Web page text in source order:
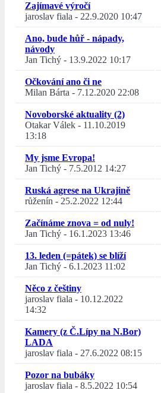
Zajímavé výročí
jaroslav fiala - 22.9.2020 10:47
Ano, bude hůř - nápady,
návody
Jan Tichý - 13.9.2022 10:17
Očkování ano či ne
Milan Bárta - 7.12.2020 22:08
Novoborské aktuality (2)
Otakar Válek - 11.10.2019
13:18
My jsme Evropa!
Jan Tichý - 7.5.2012 14:27
Ruská agrese na Ukrajině
růženín - 25.2.2022 12:44
Začínáme znova = od nuly!
Jan Tichý - 16.1.2023 13:46
13. leden (=pátek) se blíží
Jan Tichý - 6.1.2023 11:02
Něco z češtiny
jaroslav fiala - 10.12.2022
14:32
Kamery (z Č.Lípy na N.Bor)
LADA
jaroslav fiala - 27.6.2022 08:15
Pozor na bubáky
jaroslav fiala - 8.5.2022 10:54